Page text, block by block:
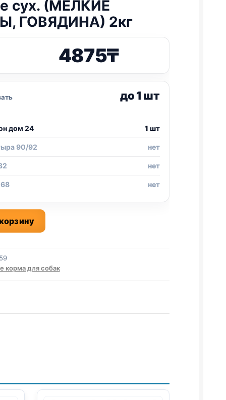
сух. (МЕЛКИЕ
ГОВЯДИНА) 2кг
4875₸
до 1 шт
дом 24 1 шт
90/92 нет
нет
нет
корма для собак